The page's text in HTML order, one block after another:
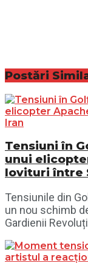
Postări
Tensiuni în
unui
lovituri între
Tensiunile din
un nou schimb
Gardienii